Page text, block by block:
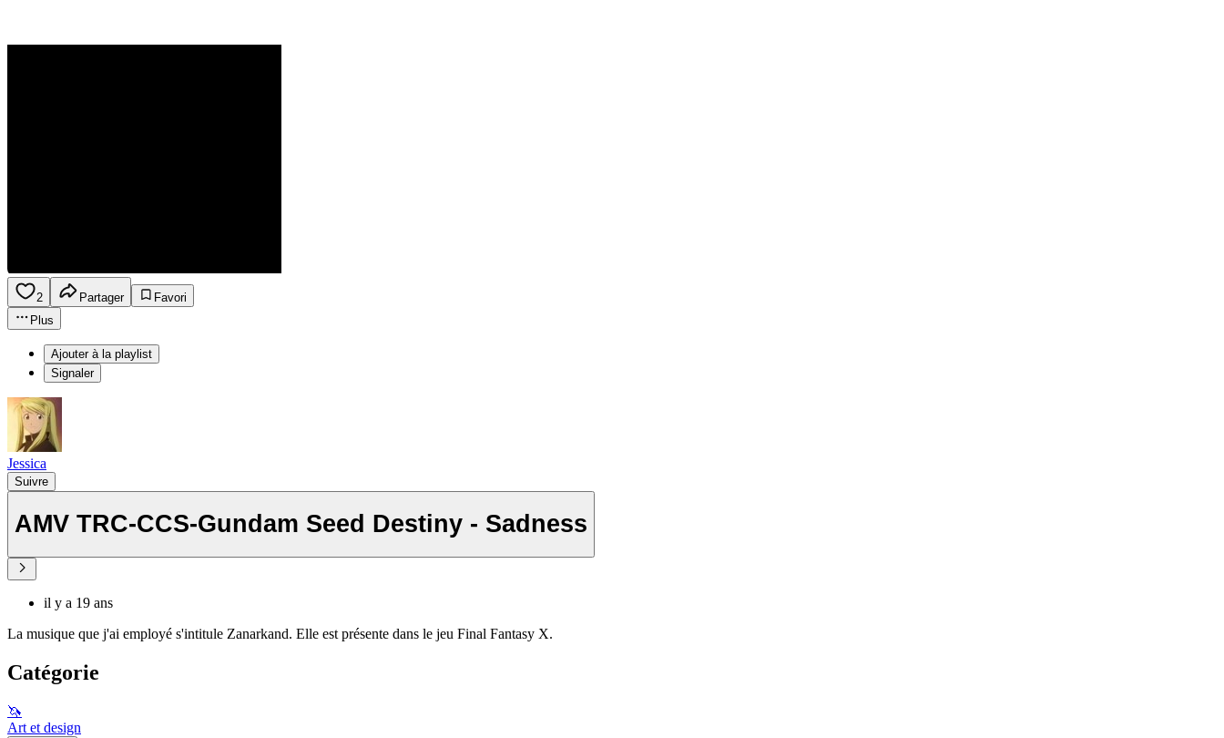
2 Partager
Favori
Plus
Ajouter à la playlist
Signaler
Jessica
Suivre
AMV TRC-CCS-Gundam Seed Destiny - Sadness
il y a 19 ans
La musique que j'ai employé s'intitule Zanarkand. Elle est présente dans le jeu Final Fantasy X.
Catégorie
🦄
Art et design